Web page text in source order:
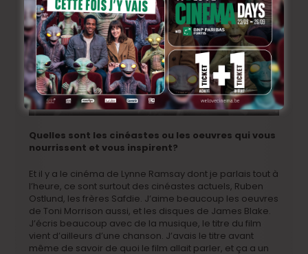
Quelles sont les cinéastes ou les oeuvres qui vous
nourrissent et vous inspirent?
Et il y a le cinéma de Lynne Ramsay dont je parlais tout à
l’heure, ce sont surtout des cinéastes actuels, Ruben
Ostlund, les frères Safdie. J’aime beaucoup les oeuvres
de Toni Morrison aussi, et les disques de James Blake.
J’écris beaucoup avec de la musique, le titre du film
vient d’ailleurs d’une chanson. J’avais le titre avant
même de savoir de quoi le film allait parler, et ça a un